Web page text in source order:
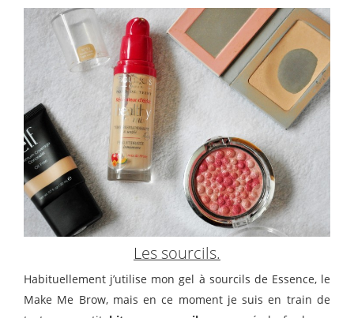
Les sourcils.
Habituellement j’utilise mon gel à sourcils de Essence, le
Make Me Brow, mais en ce moment je suis en train de